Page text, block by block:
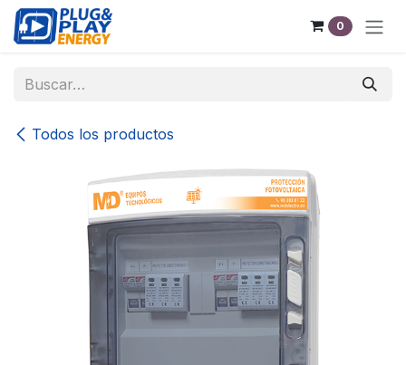
Ir al contenido
0
Todos los productos